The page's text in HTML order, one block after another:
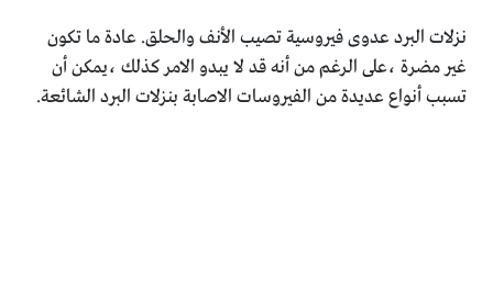
نزلات البرد عدوى فيروسية تصيب الأنف والحلق. عادة ما تكون
غير مضرة ،على الرغم من أنه قد لا يبدو الامر كذلك ،يمكن أن
تسبب أنواع عديدة من الفيروسات الاصابة بنزلات البرد الشائعة.